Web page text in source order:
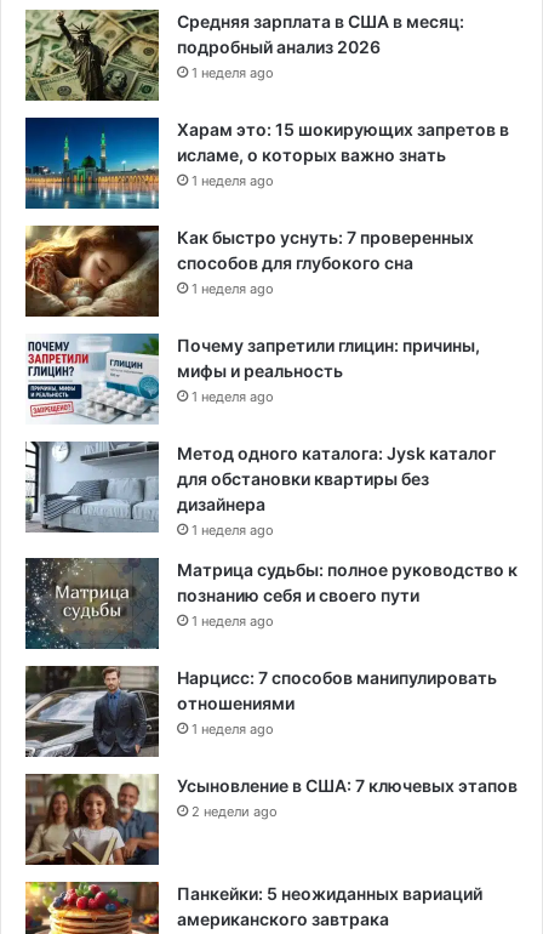
Средняя зарплата в США в месяц:
подробный анализ 2026
1 неделя ago
Харам это: 15 шокирующих запретов в
исламе, о которых важно знать
1 неделя ago
Как быстро уснуть: 7 проверенных
способов для глубокого сна
1 неделя ago
Почему запретили глицин: причины,
мифы и реальность
1 неделя ago
Метод одного каталога: Jysk каталог
для обстановки квартиры без
дизайнера
1 неделя ago
Матрица судьбы: полное руководство к
познанию себя и своего пути
1 неделя ago
Нарцисс: 7 способов манипулировать
отношениями
1 неделя ago
Усыновление в США: 7 ключевых этапов
2 недели ago
Панкейки: 5 неожиданных вариаций
американского завтрака